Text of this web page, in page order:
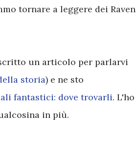
tornare a leggere dei Raven
un articolo per parlarvi
storia) e ne sto
fantastici: dove trovarli. L'ho
in più.